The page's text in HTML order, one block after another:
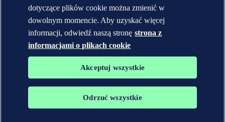
Znaki towarowe DNV GL®, DNV®, Horizon Graphic i Det
dotyczące plików cookie można zmienić w
dowolnym momencie. Aby uzyskać więcej
informacji, odwiedź naszą stronę strona z
informacjami o plikach cookie
Akceptuj wszystkie
Odrzuć wszystkie